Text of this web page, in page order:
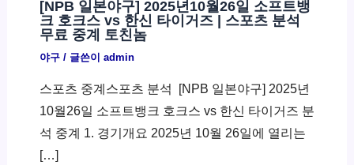
[NPB 일본야구] 2025년10월26일 소프트뱅
크 호크스 vs 한신 타이거즈 | 스포츠 분석
무료 중계 토친놈
야구/ 글쓴이 admin
스포츠 중계스포츠 분석 ​ [NPB 일본야구] 2025년
10월26일 소프트뱅크 호크스 vs 한신 타이거즈 분
석 중계 1. 경기개요 2025년 10월 26일에 열리는
[…]